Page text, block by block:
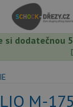
si dodatečnou
M-